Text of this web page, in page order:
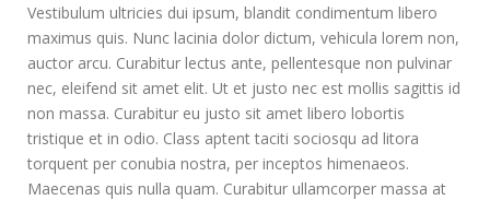
Vestibulum ultricies dui ipsum, blandit condimentum libero
maximus quis. Nunc lacinia dolor dictum, vehicula lorem non,
auctor arcu. Curabitur lectus ante, pellentesque non pulvinar
nec, eleifend sit amet elit. Ut et justo nec est mollis sagittis id
non massa. Curabitur eu justo sit amet libero lobortis
tristique et in odio. Class aptent taciti sociosqu ad litora
torquent per conubia nostra, per inceptos himenaeos.
Maecenas quis nulla quam. Curabitur ullamcorper massa at